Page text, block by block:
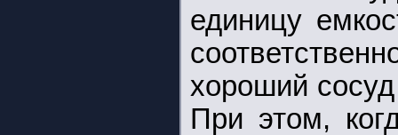
единицу
хороший
При этом,